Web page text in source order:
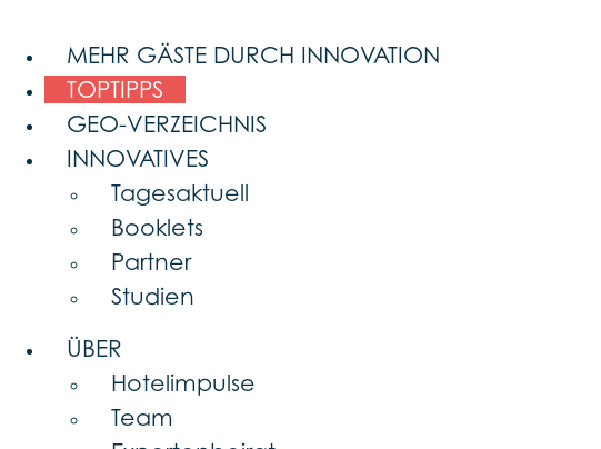
MEHR GÄSTE DURCH INNOVATION
TOPTIPPS
GEO-VERZEICHNIS
INNOVATIVES
Tagesaktuell
Booklets
Partner
Studien
ÜBER
Hotelimpulse
Team